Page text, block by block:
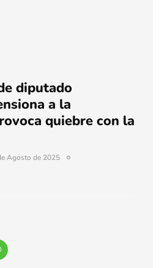
diputado
a la
quiebre con la
Agosto de 2025